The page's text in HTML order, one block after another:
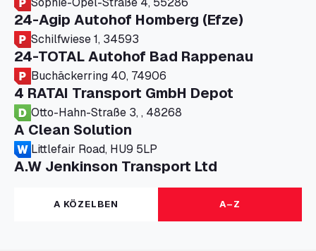
24-Agip Autohof Homberg (Efze)
Schilfwiese 1, 34593
24-TOTAL Autohof Bad Rappenau
Buchäckerring 40, 74906
4 RATAI Transport GmbH Depot
Otto-Hahn-Straße 3, , 48268
A Clean Solution
Littlefair Road, HU9 5LP
A.W Jenkinson Transport Ltd
Progress House, ME11 5GA
A+G Nettetal - Depot Parking
Am Panneschopp 7, 41334
A KÖZELBEN A–Z